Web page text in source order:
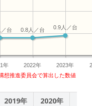
年 2022年 2023年
0.9人／台
0.8人／台
台
想推進委員会で算出した数値
2019年 2020年